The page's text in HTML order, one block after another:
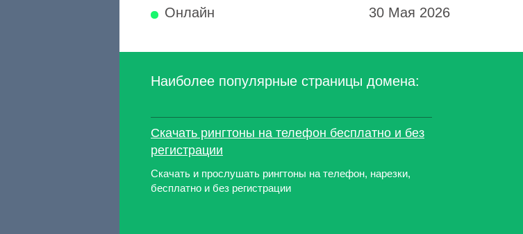
Онлайн 30 Мая 2026
Наиболее популярные страницы домена:
Скачать рингтоны на телефон бесплатно и без
регистрации
Скачать и прослушать рингтоны на телефон, нарезки,
бесплатно и без регистрации